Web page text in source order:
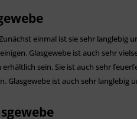
einmal ist sie sehr langlebig
Glasgewebe ist auch sehr
sein. Sie ist auch sehr
Glasgewebe ist auch sehr langlebig